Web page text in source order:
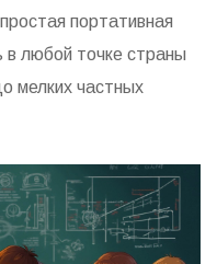
портативная
в любой точке страны
мелких частных